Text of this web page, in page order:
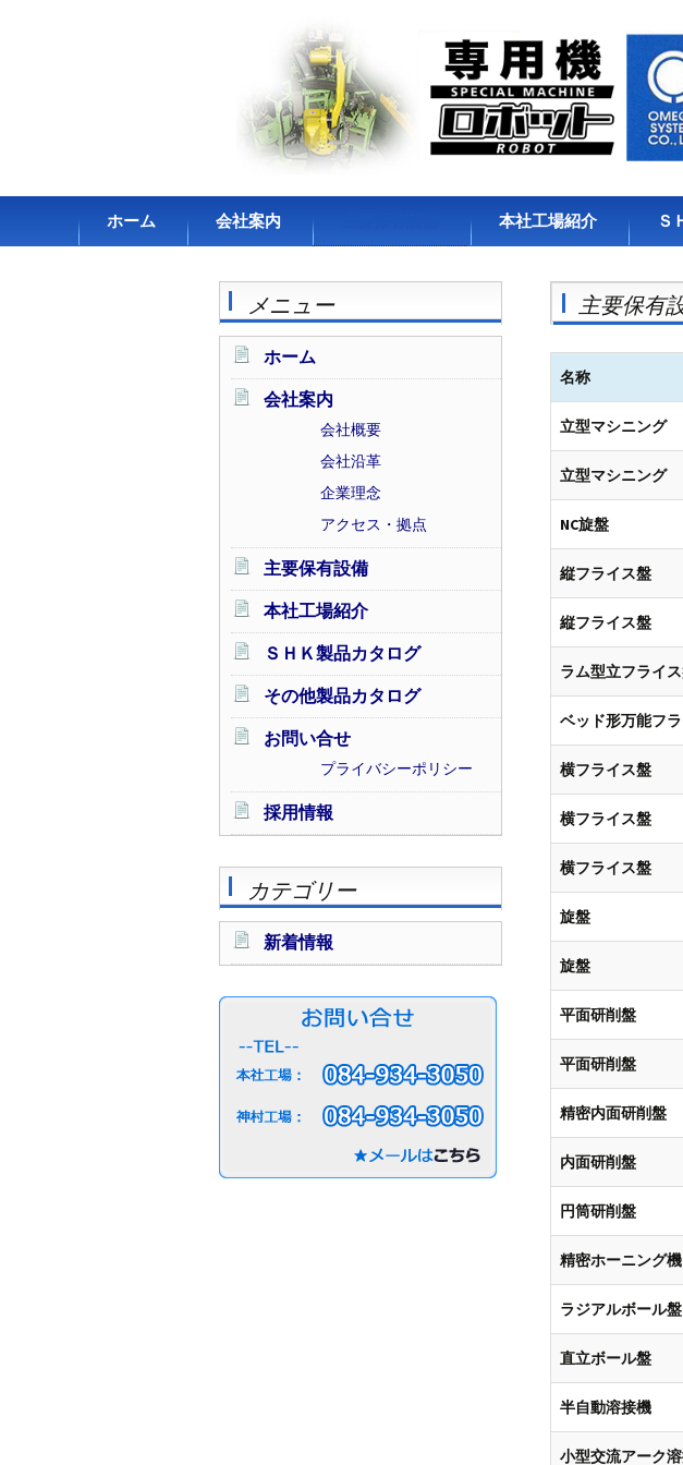
コンテンツへスキップ
ホーム 会社案内
会社沿革
企業理念
アクセス・拠点
本社工場紹介 Ｓ
メニュー
ホーム
会社案内
会社概要
会社沿革
企業理念
アクセス・拠点
主要保有設備
本社工場紹介
ＳＨＫ製品カタログ
その他製品カタログ
お問い合せ
プライバシーポリシー
採用情報
カテゴリー
新着情報
主要保有
名称
立型マシニング
立型マシニング
NC旋盤
縦フライス盤
縦フライス盤
ラム型立フライ
ベッド形万能フ
横フライス盤
横フライス盤
横フライス盤
旋盤
旋盤
平面研削盤
平面研削盤
精密内面研削盤
内面研削盤
円筒研削盤
精密ホーニング機
ラジアルボール盤
直立ボール盤
半自動溶接機
小型交流アーク